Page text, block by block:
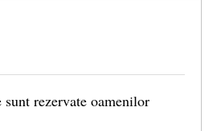
rezervate oamenilor